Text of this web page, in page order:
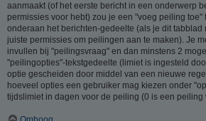
aanmaakt (of het eerste bericht in een onderwerp
permissies voor hebt) zou je een "voeg peiling toe"
onderaan het berichten-gedeelte (als je dit tabblad
juiste permissies om peilingen aan te maken). Je
invullen bij "peilingsvraag" en dan minstens 2
"peilingopties"-tekstgedeelte (limiet is ingesteld
optie gescheiden door middel van een nieuwe
hoeveel opties een gebruiker mag kiezen onder
tijdslimiet in dagen voor de peiling (0 is een peiling